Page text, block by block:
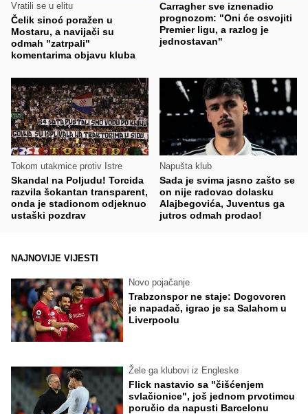
Vratili se u elitu
Čelik sinoć poražen u
Mostaru, a navijači su
odmah "zatrpali"
komentarima objavu kluba
Carragher sve iznenadio
prognozom: "Oni će osvojiti
Premier ligu, a razlog je
jednostavan"
Tokom utakmice protiv Istre
Skandal na Poljudu! Torcida
razvila šokantan transparent,
onda je stadionom odjeknuo
ustaški pozdrav
Napušta klub
Sada je svima jasno zašto se
on nije radovao dolasku
Alajbegovića, Juventus ga
jutros odmah prodao!
NAJNOVIJE VIJESTI
Novo pojačanje
Trabzonspor ne staje: Dogovoren
je napadač, igrao je sa Salahom u
Liverpoolu
Žele ga klubovi iz Engleske
Flick nastavio sa "čišćenjem
svlačionice", još jednom prvotimcu
poručio da napusti Barcelonu